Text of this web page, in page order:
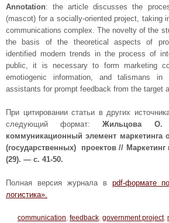
Annotation: the article discusses the
(mascot) for a socially-oriented project, taking
communications complex. The novelty of the
the basis of the theoretical aspects of
identified modern trends in the process of
public, it is necessary to form marketing
emotiogenic information, and talismans
assistants for prompt feedback from the target
При цитировании статьи в других
следующий формат:Жильцова
коммуникационный элемент маркетинга
(государственных) проектов // Маркетинг
(29). — с. 41-50.
Полная версия журнала в pdf-формате
логистика».
communication, feedback, government project,